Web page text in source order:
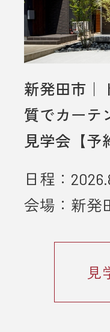
新発田市｜
質でカーテ
見学会【予
日程：
会場：新発
見